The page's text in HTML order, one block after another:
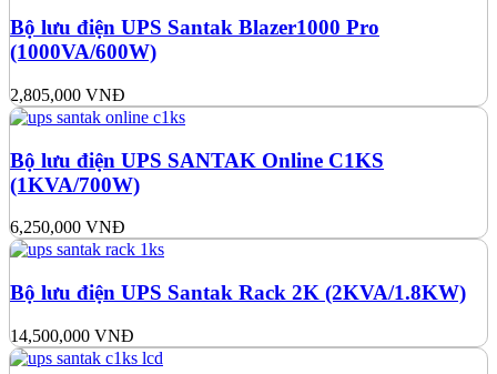
Bộ lưu điện UPS Santak Blazer1000 Pro
(1000VA/600W)
2,805,000 VNĐ
Bộ lưu điện UPS SANTAK Online C1KS
(1KVA/700W)
6,250,000 VNĐ
Bộ lưu điện UPS Santak Rack 2K (2KVA/1.8KW)
14,500,000 VNĐ